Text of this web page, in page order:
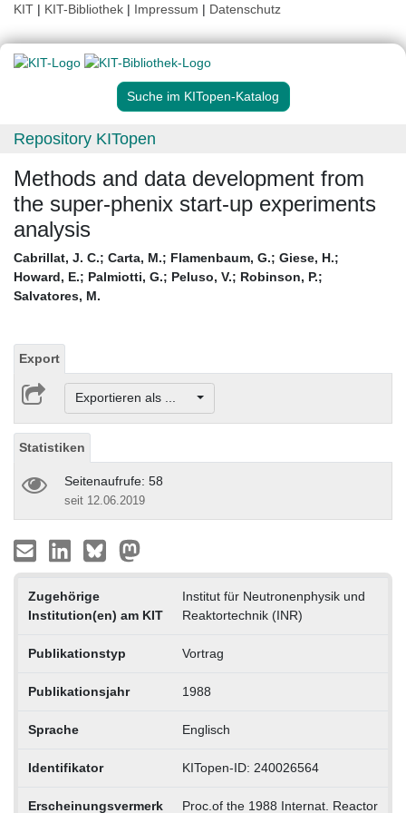
KIT | KIT-Bibliothek | Impressum | Datenschutz
Suche im KITopen-Katalog
Repository KITopen
Methods and data development from
the super-phenix start-up experiments
analysis
Cabrillat, J. C.; Carta, M.; Flamenbaum, G.; Giese, H.;
Howard, E.; Palmiotti, G.; Peluso, V.; Robinson, P.;
Salvatores, M.
Export
Exportieren als ...
Statistiken
Seitenaufrufe: 58
seit 12.06.2019
Zugehörige
Institution(en) am KIT
Institut für Neutronenphysik und
Reaktortechnik (INR)
Publikationstyp Vortrag
Publikationsjahr 1988
Sprache Englisch
Identifikator KITopen-ID: 240026564
Erscheinungsvermerk Proc.of the 1988 Internat. Reactor